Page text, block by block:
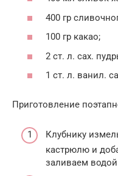
400 гр
100 гр какао;
2 ст. л. сах.
1 ст. л. ванил.
Приготовление
Клубнику
кастрюлю и
заливаем